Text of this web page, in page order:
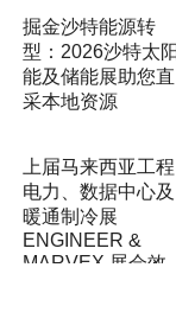
掘金沙特能源转
型：2026沙特太阳
能及储能展助您直
采本地资源